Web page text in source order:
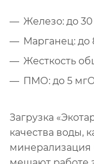
Железо: до
Марганец: до
Жесткость
ПМО: до 5
Загрузка
качества воды,
минерализация